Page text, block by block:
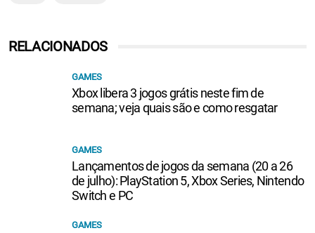
RELACIONADOS
GAMES
Xbox libera 3 jogos grátis neste fim de
semana; veja quais são e como resgatar
GAMES
Lançamentos de jogos da semana (20 a 26
de julho): PlayStation 5, Xbox Series, Nintendo
Switch e PC
GAMES